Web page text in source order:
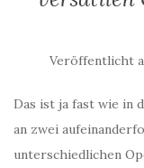
Veröffentlicht
Das ist ja fast wie in
an zwei
unterschiedlichen